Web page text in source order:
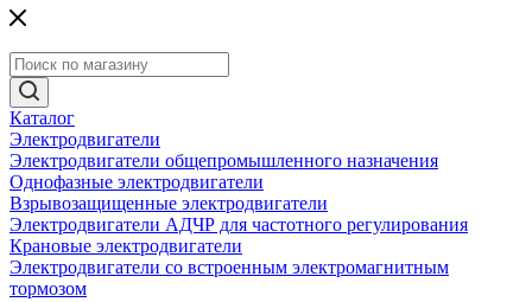
Каталог
Электродвигатели
Электродвигатели общепромышленного назначения
Однофазные электродвигатели
Взрывозащищенные электродвигатели
Электродвигатели АДЧР для частотного регулирования
Крановые электродвигатели
Электродвигатели со встроенным электромагнитным
тормозом